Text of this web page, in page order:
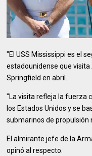
"El USS Mississippi es el
estadounidense que visita
Springfield en abril.
"La visita refleja la fuerza
los Estados Unidos y se
submarinos de propulsión
El almirante jefe de la
opinó al respecto.